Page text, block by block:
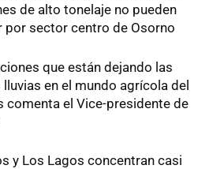
de alto tonelaje no pueden
por sector centro de Osorno
que están dejando las
en el mundo agrícola del
comenta el Vice-presidente de
y Los Lagos concentran casi